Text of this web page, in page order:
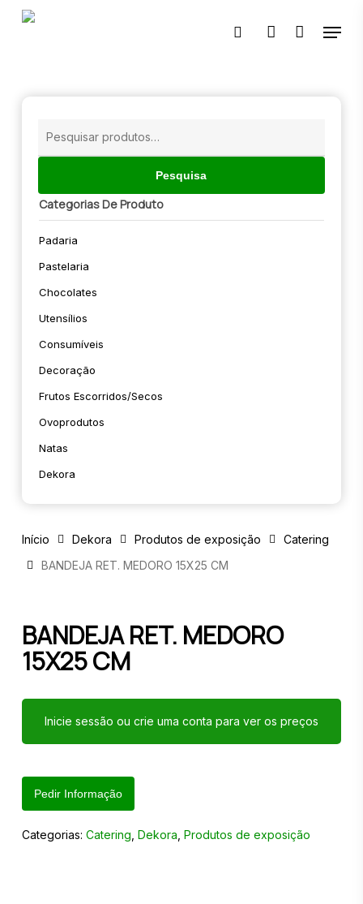
Skip
🔍
pesquisaraccount
Menu
Pesquisa
Categorias De Produto
Padaria
Pastelaria
Chocolates
Utensílios
Consumíveis
Decoração
Frutos Escorridos/secos
Ovoprodutos
Natas
Dekora
Início Dekora Produtos de exposição
Catering
BANDEJA RET. MEDORO 15X25 CM
BANDEJA RET. MEDORO
15X25 CM
Inicie sessão ou crie uma conta para ver os preços
Pedir Informação
Categorias: Catering Dekora Produtos de exposição